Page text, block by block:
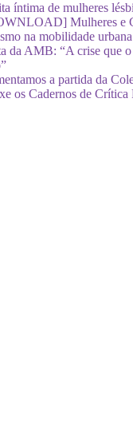
íntima de mulheres
Mulheres e
na mobilidade urbana
da AMB: “A crise que o
a partida da
os Cadernos de Crítica